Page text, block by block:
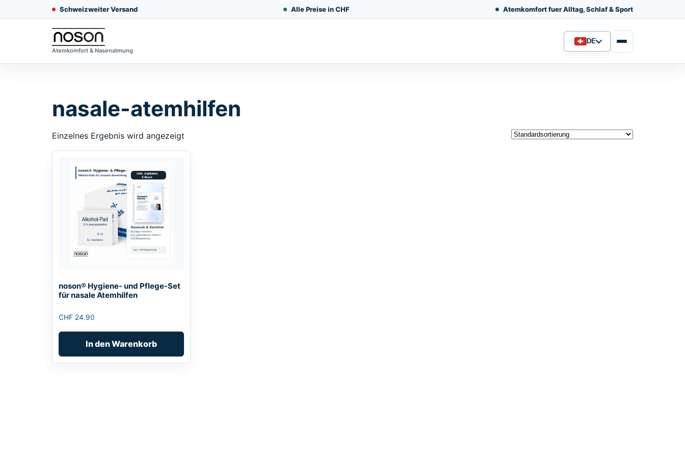
Schweizweiter Versand Alle Preise in CHF Atemkomfort fuer Alltag, Schlaf & Sport
Atemkomfort & Nasenatmung Sprache
DE
nasale-atemhilfen
Einzelnes Ergebnis wird angezeigt
noson® Hygiene- und Pflege-Set
für nasale Atemhilfen
CHF 24.90
In den Warenkorb